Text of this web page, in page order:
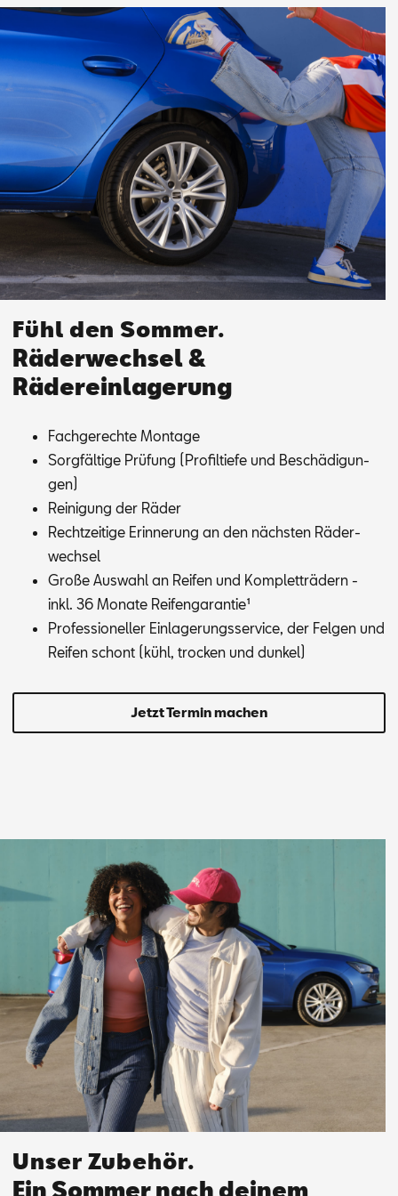
Fühl den Sommer.
Räderwechsel &
Rädereinlagerung
Fach­ge­rech­te Mon­ta­ge
Sorg­fäl­ti­ge Prü­fung (Pro­fil­tie­fe und Be­schä­di­gun­
gen)
Rei­ni­gung der Rä­der
Recht­zei­ti­ge Er­in­ne­rung an den nächs­ten Rä­der­
wech­sel
Gro­ße Aus­wahl an Rei­fen und Kom­plett­rä­dern -
inkl. 36 Mo­na­te Rei­fen­ga­ran­tie¹
Pro­fes­sio­nel­ler Ein­la­ge­rungs­ser­vice, der Fel­gen und
Rei­fen schont (kühl, tro­cken und dun­kel)
Jetzt Termin machen
Unser Zubehör.
Ein Sommer nach deinem